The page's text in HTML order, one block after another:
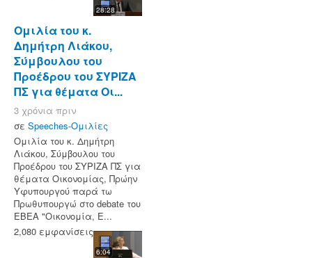
28:28
Ομιλία του κ.
Δημήτρη Λιάκου,
Σύμβουλου του
Προέδρου του ΣΥΡΙΖΑ
ΠΣ για θέματα Οι...
3 χρόνια πριν
σε Speeches-Ομιλίες
Ομιλία του κ. Δημήτρη
Λιάκου, Σύμβουλου του
Προέδρου του ΣΥΡΙΖΑ ΠΣ για
θέματα Οικονομίας, Πρώην
Υφυπουργού παρά τω
Πρωθυπουργώ στο debate του
ΕΒΕΑ "Οικονομία, Ε...
2,080 εμφανίσεις
6:04